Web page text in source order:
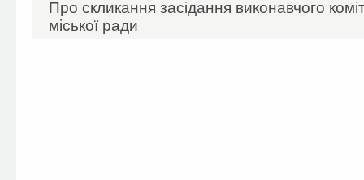
Про скликання засідання виконавчого
міської ради